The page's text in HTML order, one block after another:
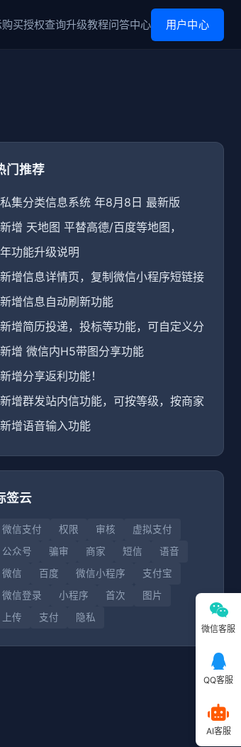
购买授权查询升级教程问答中心 用户中心
门推荐
私集分类信息系统 年8月8日 最新版
新增 天地图 平替高德/百度等地图，
年功能升级说明
新增信息详情页，复制微信小程序短链接
新增信息自动刷新功能
新增简历投递，投标等功能，可自定义分
新增 微信内H5带图分享功能
新增分享返利功能！
新增群发站内信功能，可按等级，按商家
新增语音输入功能
签云
微信支付 权限 审核
虚拟支付
公众号
骗审 商家 短信
语音
微信
百度 微信小程序
支付宝
微信登录
小程序 首次
图片
上传
支付 隐私
微信客服
QQ客服
AI客服